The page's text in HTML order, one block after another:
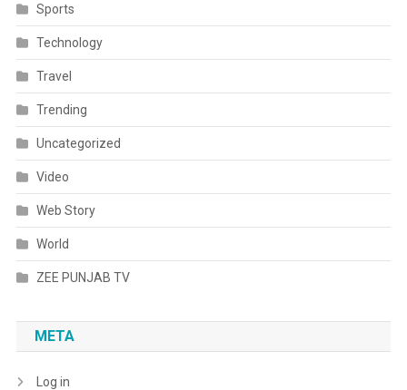
Sports
Technology
Travel
Trending
Uncategorized
Video
Web Story
World
ZEE PUNJAB TV
META
Log in